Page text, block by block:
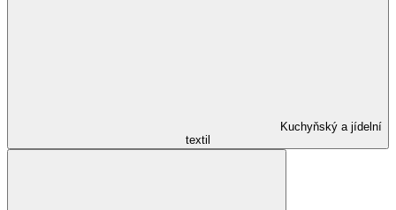
Kuchyňský a jídelní
textil